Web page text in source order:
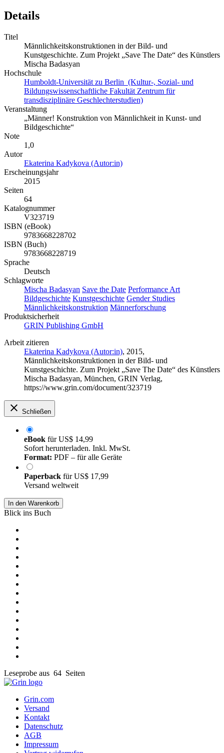
Details
Titel
Männlichkeitskonstruktionen in der Bild- und
Kunstgeschichte. Zum Projekt „Save The Date“ des Künstlers
Mischa Badasyan
Hochschule
Humboldt-Universität zu Berlin (Kultur-, Sozial- und
Bildungswissenschaftliche Fakultät Zentrum für
transdisziplinäre Geschlechterstudien)
Veranstaltung
„Männer! Konstruktion von Männlichkeit in Kunst- und
Bildgeschichte“
Note
1,0
Autor
Ekaterina Kadykova (Autor:in)
Erscheinungsjahr
2015
Seiten
64
Katalognummer
V323719
ISBN (eBook)
9783668228702
ISBN (Buch)
9783668228719
Sprache
Deutsch
Schlagworte
Mischa Badasyan Save the Date Performance Art
Bildgeschichte Kunstgeschichte Gender Studies
Männlichkeitskonstruktion Männerforschung
Produktsicherheit
GRIN Publishing GmbH
Arbeit zitieren
Ekaterina Kadykova (Autor:in), 2015,
Männlichkeitskonstruktionen in der Bild- und
Kunstgeschichte. Zum Projekt „Save The Date“ des Künstlers
Mischa Badasyan, München, GRIN Verlag,
https://www.grin.com/document/323719
Schließen
eBook fürUS$ 14,99
Sofort herunterladen. Inkl. MwSt.
Format: PDF – für alle Geräte
Paperback fürUS$ 17,99
Versand weltweit
In den Warenkorb
Blick ins Buch
Leseprobe aus 64 Seiten
Grin.com
Versand
Kontakt
Datenschutz
AGB
Impressum